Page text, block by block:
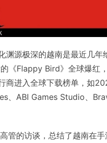
渊源极深的越南是最近几年
《Flappy Bird》全球爆红
商进入全球下载榜单，如
、ABI Games Studio、
管的访谈，总结了越南在